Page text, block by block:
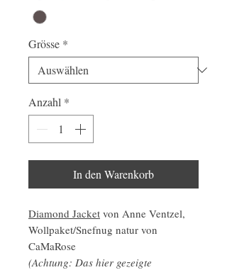
Grösse *
Anzahl *
In den Warenkorb
Diamond Jacket von Anne Ventzel,
Wollpaket/Snefnug natur von
CaMaRose
(Achtung: Das hier gezeigte